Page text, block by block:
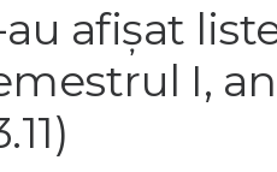
au afişat
I,